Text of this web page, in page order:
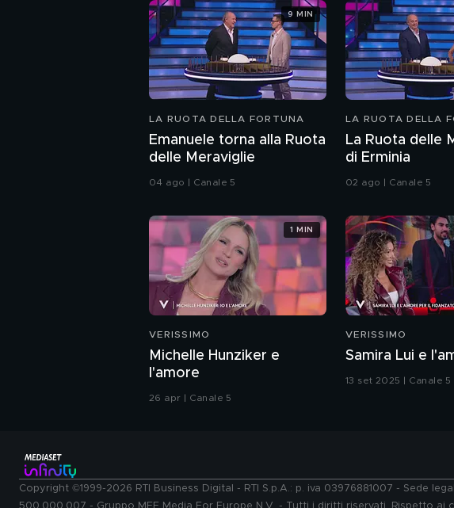
LA RUOTA DELLA FORTUNA
Emanuele torna alla Ruota
delle Meraviglie
04 ago | Canale 5
9 MIN
LA RUOTA DELLA
La Ruota delle
di Erminia
02 ago | Canale 5
VERISSIMO
Michelle Hunziker e
l'amore
26 apr | Canale 5
1 MIN
VERISSIMO
Samira Lui e
13 set 2025 | Canale 5
Copyright ©1999-2026 RTI Business Digital - RTI S.p.A.: p. iva 03976881007 - Sede